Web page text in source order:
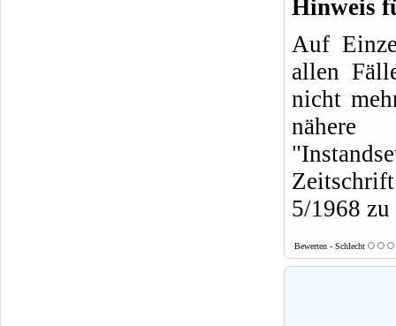
Hinweis
Auf
allen
nicht
5/1968
Bewerten - Schlecht